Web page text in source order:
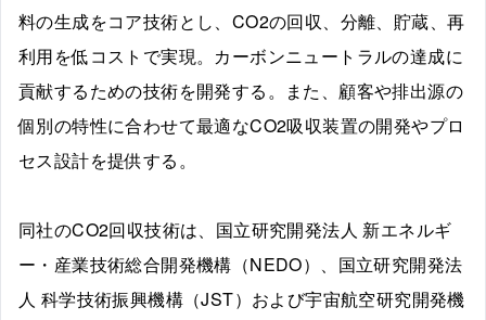
料の生成をコア技術とし、CO2の回収、分離、貯蔵、再
利用を低コストで実現。カーボンニュートラルの達成に
貢献するための技術を開発する。また、顧客や排出源の
個別の特性に合わせて最適なCO2吸収装置の開発やプロ
セス設計を提供する。
同社のCO2回収技術は、国立研究開発法人 新エネルギ
ー・産業技術総合開発機構（NEDO）、国立研究開発法
人 科学技術振興機構（JST）および宇宙航空研究開発機